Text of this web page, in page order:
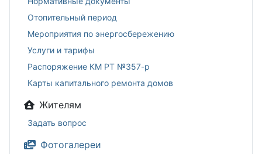
Отопительный период
Мероприятия по энергосбережению
Услуги и тарифы
Распоряжение КМ РТ №357-р
Карты капитального ремонта домов
Жителям
Задать вопрос
Фотогалереи